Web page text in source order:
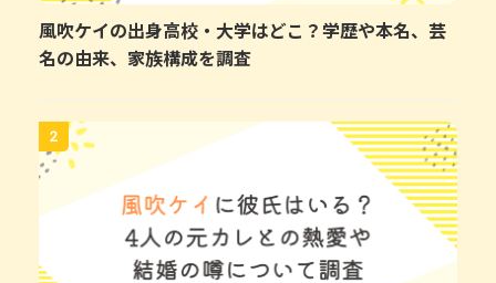
風吹ケイの出身高校・大学はどこ？学歴や本名、芸
名の由来、家族構成を調査
2